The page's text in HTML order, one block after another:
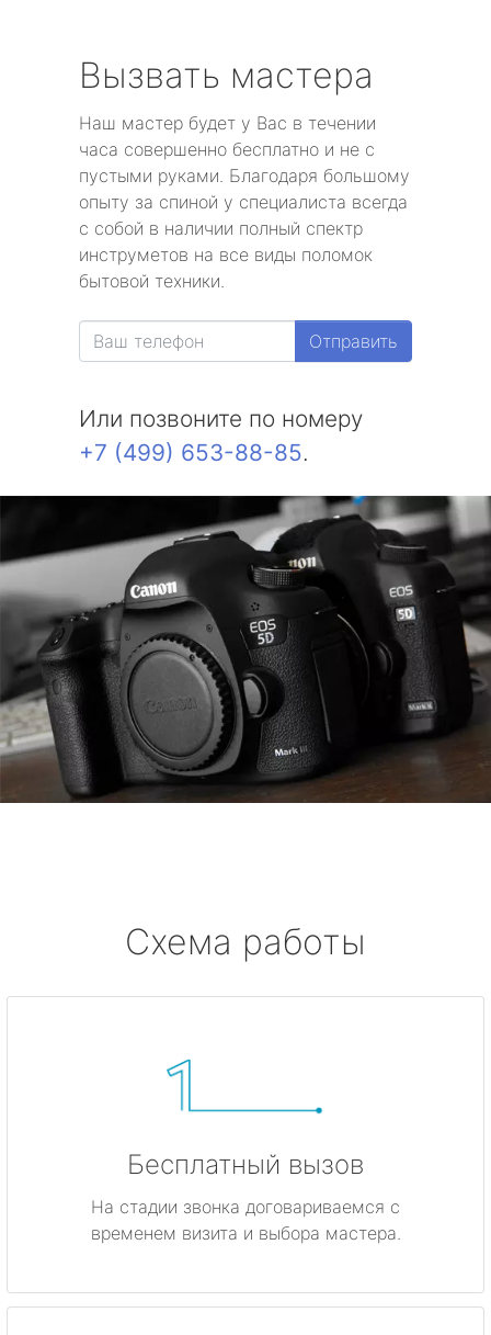
Вызвать мастера
Наш мастер будет у Вас в течении
часа совершенно бесплатно и не с
пустыми руками. Благодаря большому
опыту за спиной у специалиста всегда
с собой в наличии полный спектр
инструметов на все виды поломок
бытовой техники.
Отправить
Или позвоните по номеру
+7 (499) 653-88-85.
Схема работы
Бесплатный вызов
На стадии звонка договариваемся с
временем визита и выбора мастера.